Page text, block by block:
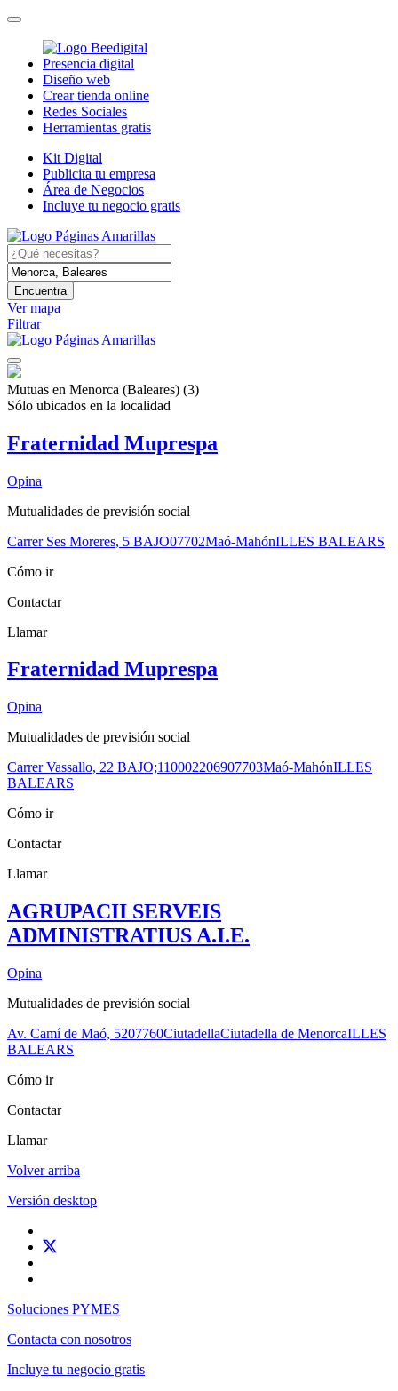
Presencia digital
Diseño web
Crear tienda online
Redes Sociales
Herramientas gratis
Kit Digital
Publicita tu empresa
Área de Negocios
Incluye tu negocio gratis
Encuentra
Ver mapa
Filtrar
Mutuas en Menorca (Baleares) (3)
Sólo ubicados en la localidad
Fraternidad Muprespa
Opina
Mutualidades de previsión social
Carrer Ses Moreres, 5 BAJO07702Maó-MahónILLES BALEARS
Cómo ir
Contactar
Llamar
Fraternidad Muprespa
Opina
Mutualidades de previsión social
Carrer Vassallo, 22 BAJO;110002206907703Maó-MahónILLES
BALEARS
Cómo ir
Contactar
Llamar
AGRUPACII SERVEIS
ADMINISTRATIUS A.I.E.
Opina
Mutualidades de previsión social
Av. Camí de Maó, 5207760CiutadellaCiutadella de MenorcaILLES
BALEARS
Cómo ir
Contactar
Llamar
Volver arriba
Versión desktop
Soluciones PYMES
Contacta con nosotros
Incluye tu negocio gratis